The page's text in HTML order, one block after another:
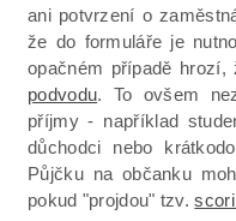
ani potvrzení o
že do formuláře je
opačném případě
podvodu. To ovšem
příjmy - například
důchodci nebo
Půjčku na občanku
pokud "projdou" tzv.